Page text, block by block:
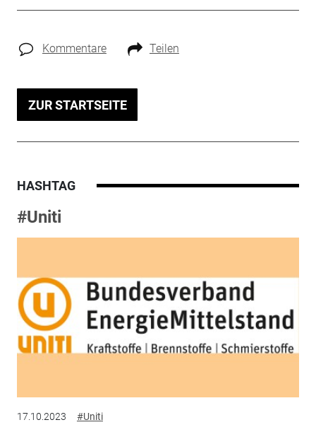
Kommentare Teilen
ZUR STARTSEITE
HASHTAG
#Uniti
17.10.2023 #Uniti